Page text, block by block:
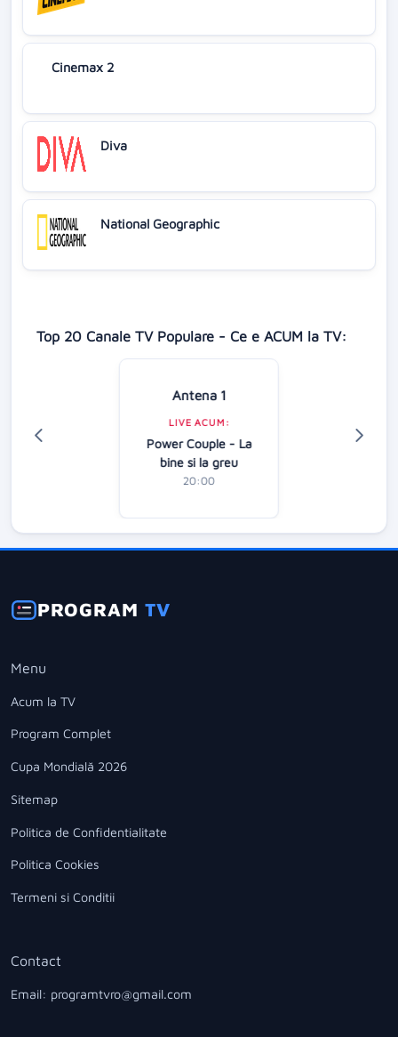
Cinemax 2
Diva
National Geographic
Top 20 Canale TV Populare - Ce e ACUM la TV:
Antena 1
LIVE ACUM:
Power Couple - La
bine si la greu
20:00
PROGRAMTV
Menu
Acum la TV
Program Complet
Cupa Mondială 2026
Sitemap
Politica de Confidentialitate
Politica Cookies
Termeni si Conditii
Contact
Email: programtvro@gmail.com